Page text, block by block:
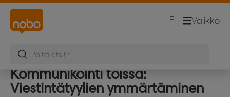
Valikko
FI
Kommunikointi töissä:
Viestintätyylien ymmärtäminen